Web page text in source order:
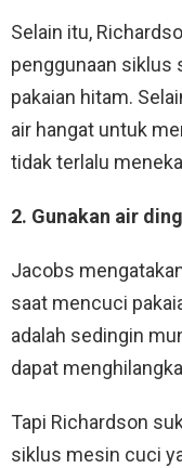
Selain itu,
penggunaan siklus
pakaian hitam.
air hangat untuk
tidak terlalu
2. Gunakan air
Jacobs
saat mencuci
adalah sedingin
dapat
Tapi Richardson
siklus mesin cuci